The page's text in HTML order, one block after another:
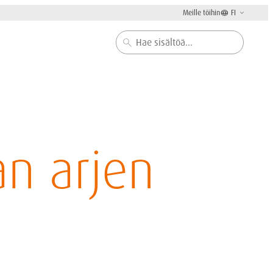
Meille töihin FI
Haku
arjen